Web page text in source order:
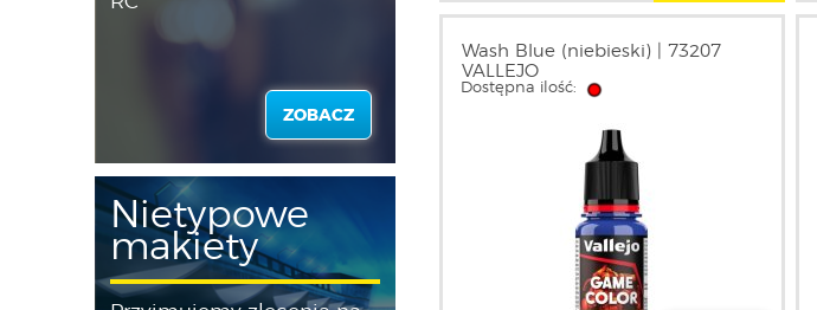
ZOBACZ
Nietypowe
makiety
Wash Blue (niebieski) | 73207
VALLEJO
Dostępna ilość: